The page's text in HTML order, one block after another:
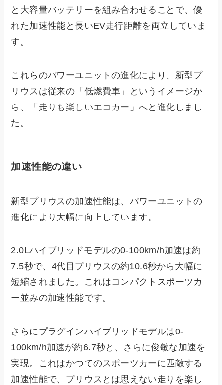
と大容量バッテリーを組み合わせることで、優
れた加速性能と長いEV走行距離を両立していま
す。
これらのパワーユニットの進化により、新型プ
リウスは従来の「低燃費車」というイメージか
ら、「走りも楽しいエコカー」へと進化しまし
た。
加速性能の違い
新型プリウスの加速性能は、パワーユニットの
進化により大幅に向上しています。
2.0Lハイブリッドモデルの0-100km/h加速は約
7.5秒で、4代目プリウスの約10.6秒から大幅に
短縮されました。これはコンパクトスポーツカ
ー並みの加速性能です。
さらにプラグインハイブリッドモデルは0-
100km/h加速が約6.7秒と、さらに俊敏な加速を
実現。これはかつてのスポーツカーに匹敵する
加速性能で、プリウスとは思えない走りを楽し